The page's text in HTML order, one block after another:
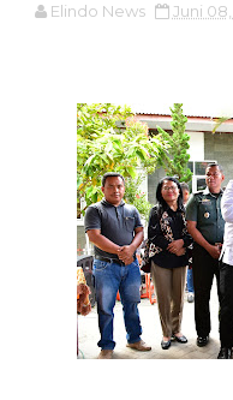
Elindo News Juni